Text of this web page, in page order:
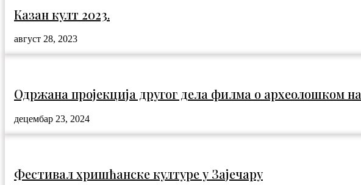
Казан култ 2023.
август 28, 2023
Одржана пројекција другог дела филма о археолошком
децембар 23, 2024
Фестивал хришћанске културе у Зајечару